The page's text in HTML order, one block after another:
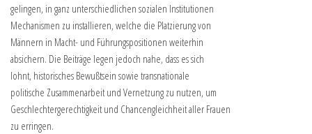
gelingen, in ganz unterschiedlichen sozialen Institutionen
Mechanismen zu installieren, welche die Platzierung von
Männern in Macht- und Führungspositionen weiterhin
absichern. Die Beiträge legen jedoch nahe, dass es sich
lohnt, historisches Bewußtsein sowie transnationale
politische Zusammenarbeit und Vernetzung zu nutzen, um
Geschlechtergerechtigkeit und Chancengleichheit aller Frauen
zu erringen.